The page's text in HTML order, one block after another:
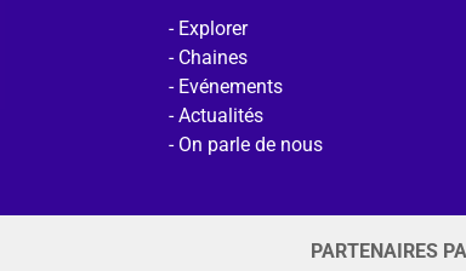
Explorer
Chaines
Evénements
Actualités
On parle de nous
PARTENAIRES